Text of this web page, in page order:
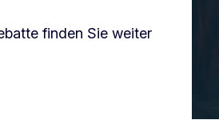
finden Sie weiter